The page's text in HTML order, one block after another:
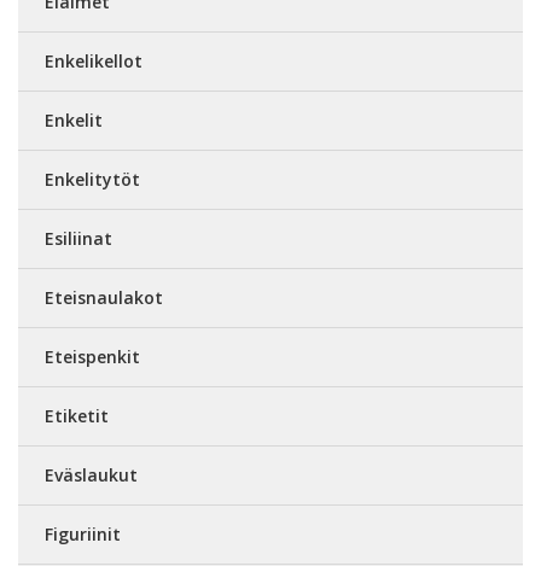
Enkelikellot
Enkelit
Enkelitytöt
Esiliinat
Eteisnaulakot
Eteispenkit
Etiketit
Eväslaukut
Figuriinit